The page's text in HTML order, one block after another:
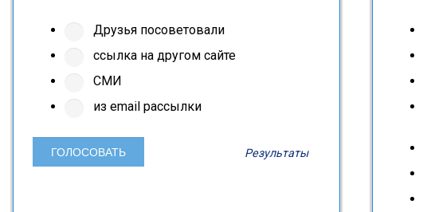
Друзья посоветовали
ссылка на другом сайте
СМИ
из email рассылки
Результаты